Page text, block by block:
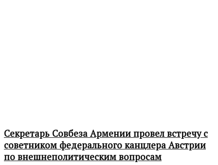
Секретарь Совбеза Армении провел встречу с
советником федерального канцлера Австрии
по внешнеполитическим вопросам